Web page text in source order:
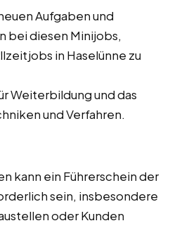
Aufgaben und
bei diesen Minijobs,
in Haselünne zu
Weiterbildung und das
und Verfahren.
kann ein Führerschein der
sein, insbesondere
oder Kunden